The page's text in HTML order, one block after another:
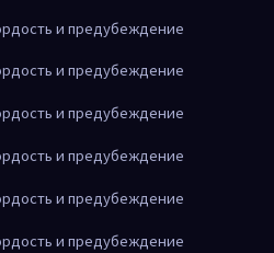
и предубеждение
и предубеждение
и предубеждение
и предубеждение
и предубеждение
и предубеждение